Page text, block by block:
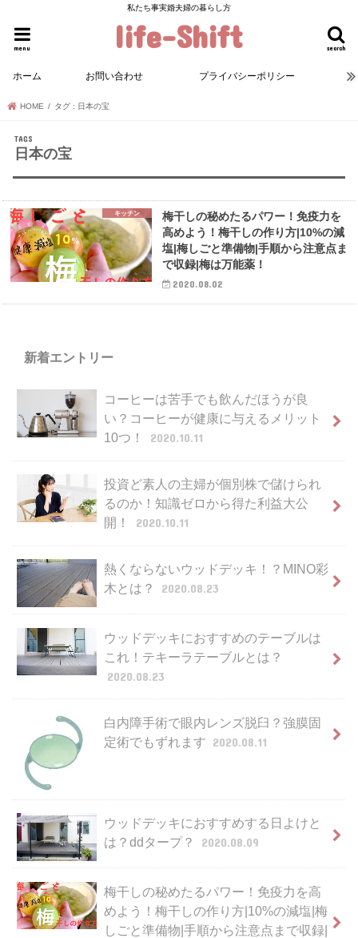
私たち事実婚夫婦の暮らし方
life-Shift search
menu
ホーム お問い合わせ プライバシーポリシー
HOME タグ : 日本の宝
日本の宝
キッチン
梅干しの秘めたるパワー！免疫力を
高めよう！梅干しの作り方|10%の減
塩|梅しごと準備物|手順から注意点ま
で収録|梅は万能薬！
2020.08.02
新着エントリー
コーヒーは苦手でも飲んだほうが良
い？コーヒーが健康に与えるメリット
10つ！
2020.10.11
投資ど素人の主婦が個別株で儲けられ
るのか！知識ゼロから得た利益大公
開！
2020.10.11
熱くならないウッドデッキ！？MINO彩
木とは？
2020.08.23
ウッドデッキにおすすめのテーブルは
これ！テキーラテーブルとは？
2020.08.23
白内障手術で眼内レンズ脱臼？強膜固
定術でもずれます 2020.08.11
ウッドデッキにおすすめする日よけと
は？ddタープ？
2020.08.09
梅干しの秘めたるパワー！免疫力を高
めよう！梅干しの作り方|10%の減塩|梅
しごと準備物|手順から注意点まで収録|